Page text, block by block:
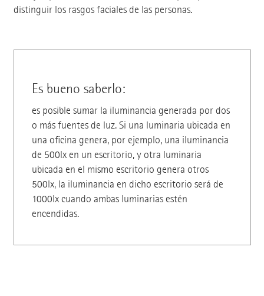
distinguir los rasgos faciales de las personas.
Es bueno saberlo:
es posible sumar la iluminancia generada por dos
o más fuentes de luz. Si una luminaria ubicada en
una oficina genera, por ejemplo, una iluminancia
de 500lx en un escritorio, y otra luminaria
ubicada en el mismo escritorio genera otros
500lx, la iluminancia en dicho escritorio será de
1000lx cuando ambas luminarias estén
encendidas.